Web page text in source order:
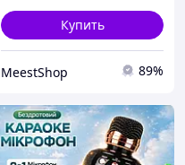
Купить
MeestShop 89%